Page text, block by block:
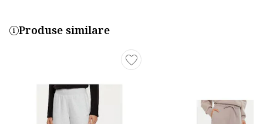
Produse similare